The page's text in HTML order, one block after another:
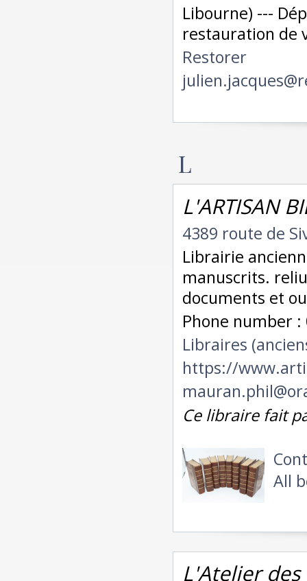
Libourne) ---
restauration de
Restorer
L
L'ARTISAN
4389 route de
Librairie
manuscrits.
documents et
Phone number :
Libraires
https://
Ce libraire fait
All
L'Atelier des